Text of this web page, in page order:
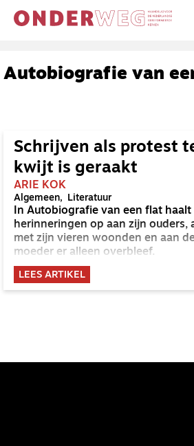
Autobiografie van
Schrijven als protest
kwijt is geraakt
ARIE KOK
Algemeen Literatuur
In Autobiografie van een flat haalt
herinneringen op aan zijn ouders,
met zijn vieren woonden en aan
moeder er alleen overbleef.
LEES ARTIKEL